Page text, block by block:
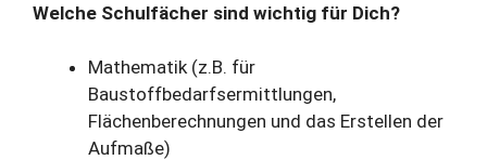
Welche Schulfächer sind wichtig für Dich?
Mathematik (z.B. für
Baustoffbedarfsermittlungen,
Flächenberechnungen und das Erstellen der
Aufmaße)